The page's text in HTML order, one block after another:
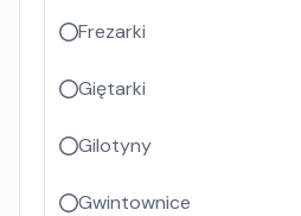
Frezarki
Giętarki
Gilotyny
Gwintownice